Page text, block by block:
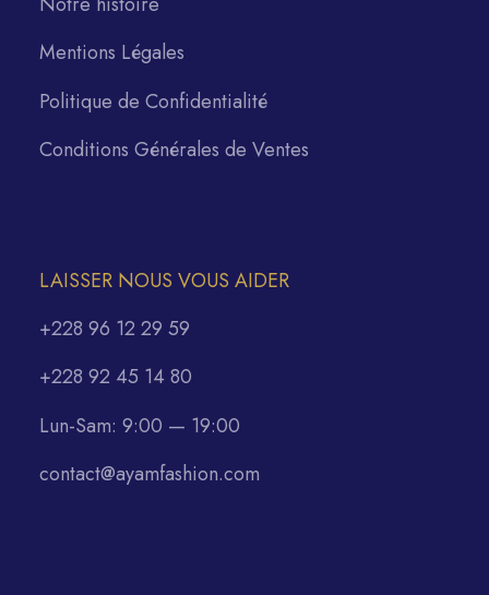
Mentions Légales
Politique de Confidentialité
Conditions Générales de Ventes
LAISSER NOUS VOUS AIDER
+228 96 12 29 59
+228 92 45 14 80
Lun-Sam: 9:00 — 19:00
contact@ayamfashion.com